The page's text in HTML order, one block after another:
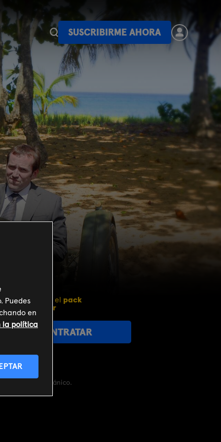
SUSCRIBIRME AHORA
CONTRATAR
Incluido en el pack
miMovistar
un policía británico.
Puedes
en
la política